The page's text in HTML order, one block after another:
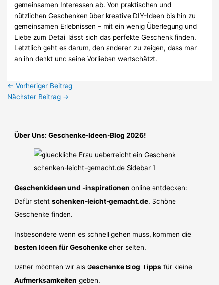
gemeinsamen Interessen ab. Von praktischen und
nützlichen Geschenken über kreative DIY-Ideen bis hin zu
gemeinsamen Erlebnissen – mit ein wenig Überlegung und
Liebe zum Detail lässt sich das perfekte Geschenk finden.
Letztlich geht es darum, den anderen zu zeigen, dass man
an ihn denkt und seine Vorlieben wertschätzt.
← Vorheriger Beitrag
Nächster Beitrag →
Über Uns: Geschenke-Ideen-Blog 2026!
Geschenkideen und -inspirationen online entdecken:
Dafür stehtschenken-leicht-gemacht.de. Schöne
Geschenke finden.
Insbesondere wenn es schnell gehen muss, kommen die
besten Ideen für Geschenke eher selten.
Daher möchten wir alsGeschenke Blog Tipps für kleine
Aufmerksamkeiten geben.